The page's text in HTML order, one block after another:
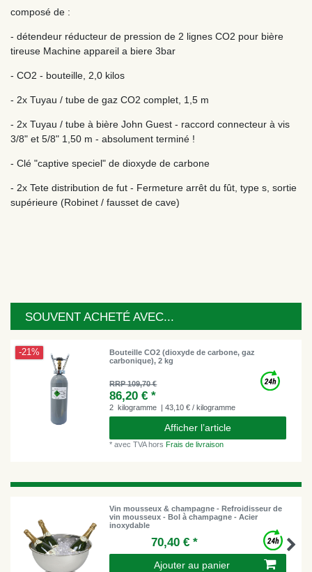
composé de :
- détendeur réducteur de pression de 2 lignes CO2 pour bière
tireuse Machine appareil a biere 3bar
- CO2 - bouteille, 2,0 kilos
- 2x Tuyau / tube de gaz CO2 complet, 1,5 m
- 2x Tuyau / tube à bière John Guest - raccord connecteur à vis
3/8" et 5/8" 1,50 m - absolument terminé !
- Clé "captive speciel" de dioxyde de carbone
- 2x Tete distribution de fut - Fermeture arrêt du fût, type s, sortie
supérieure (Robinet / fausset de cave)
SOUVENT ACHETÉ AVEC...
-21%
Bouteille CO2 (dioxyde de carbone, gaz
carbonique), 2 kg
RRP 109,70 €
86,20 € *
2 kilogramme | 43,10 € / kilogramme
Afficher l’article
*avec TVAhors Frais de livraison
Vin mousseux & champagne - Refroidisseur de
vin mousseux - Bol à champagne - Acier
inoxydable
70,40 € *
Ajouter au panier